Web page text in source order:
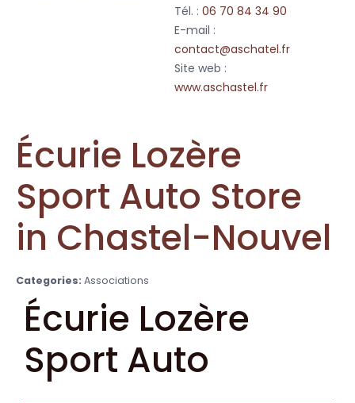
Tél. : 06 70 84 34 90
E-mail :
contact@aschatel.fr
Site web :
www.aschastel.fr
Écurie Lozère
Sport Auto Store
in Chastel-Nouvel
Categories: Associations
Écurie Lozère
Sport Auto